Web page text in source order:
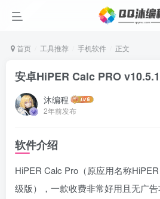
首页 工具推荐 手机软件 正文
安卓HiPER Calc PRO
沐编程
2年前发布
软件介绍
HiPER Calc Pro（原应用名称
级版），一款收费非常好用且无广